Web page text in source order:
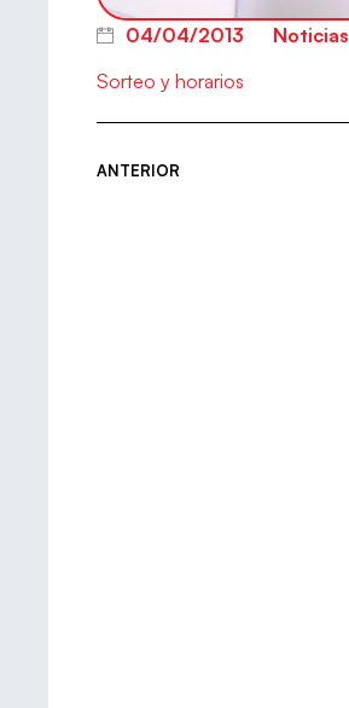
04/04/2013
Noticias
Sorteo y horarios
ANTERIOR